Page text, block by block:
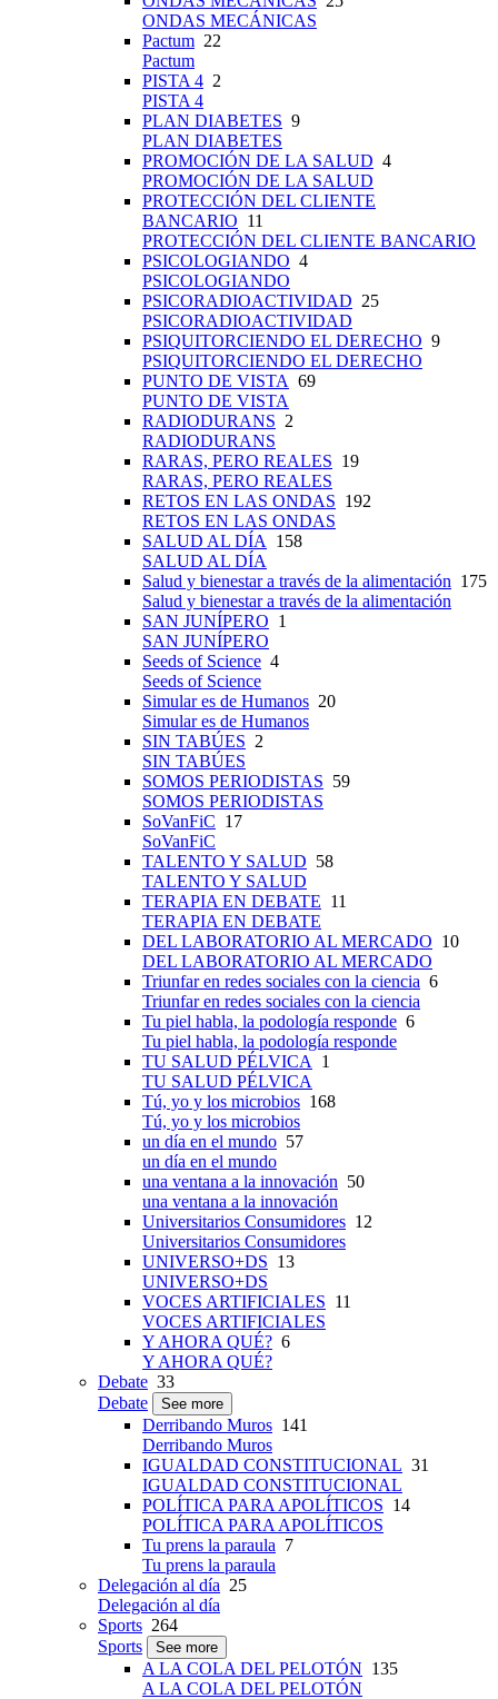
ONDAS MECÁNICAS
Pactum 22
Pactum
PISTA 4 2
PISTA 4
PLAN DIABETES 9
PLAN DIABETES
PROMOCIÓN DE LA SALUD 4
PROMOCIÓN DE LA SALUD
PROTECCIÓN DEL CLIENTE
BANCARIO 11
PROTECCIÓN DEL CLIENTE BANCARIO
PSICOLOGIANDO 4
PSICOLOGIANDO
PSICORADIOACTIVIDAD 25
PSICORADIOACTIVIDAD
PSIQUITORCIENDO EL DERECHO 9
PSIQUITORCIENDO EL DERECHO
PUNTO DE VISTA 69
PUNTO DE VISTA
RADIODURANS 2
RADIODURANS
RARAS, PERO REALES 19
RARAS, PERO REALES
RETOS EN LAS ONDAS 192
RETOS EN LAS ONDAS
SALUD AL DÍA 158
SALUD AL DÍA
Salud y bienestar a través de la alimentación 175
Salud y bienestar a través de la alimentación
SAN JUNÍPERO 1
SAN JUNÍPERO
Seeds of Science 4
Seeds of Science
Simular es de Humanos 20
Simular es de Humanos
SIN TABÚES 2
SIN TABÚES
SOMOS PERIODISTAS 59
SOMOS PERIODISTAS
SoVanFiC 17
SoVanFiC
TALENTO Y SALUD 58
TALENTO Y SALUD
TERAPIA EN DEBATE 11
TERAPIA EN DEBATE
DEL LABORATORIO AL MERCADO 10
DEL LABORATORIO AL MERCADO
Triunfar en redes sociales con la ciencia 6
Triunfar en redes sociales con la ciencia
Tu piel habla, la podología responde 6
Tu piel habla, la podología responde
TU SALUD PÉLVICA 1
TU SALUD PÉLVICA
Tú, yo y los microbios 168
Tú, yo y los microbios
un día en el mundo 57
un día en el mundo
una ventana a la innovación 50
una ventana a la innovación
Universitarios Consumidores 12
Universitarios Consumidores
UNIVERSO+DS 13
UNIVERSO+DS
VOCES ARTIFICIALES 11
VOCES ARTIFICIALES
Y AHORA QUÉ? 6
Y AHORA QUÉ?
Debate 33
Debate
See more
Derribando Muros 141
Derribando Muros
IGUALDAD CONSTITUCIONAL 31
IGUALDAD CONSTITUCIONAL
POLÍTICA PARA APOLÍTICOS 14
POLÍTICA PARA APOLÍTICOS
Tu prens la paraula 7
Tu prens la paraula
Delegación al día 25
Delegación al día
Sports 264
Sports
See more
A LA COLA DEL PELOTÓN 135
A LA COLA DEL PELOTÓN